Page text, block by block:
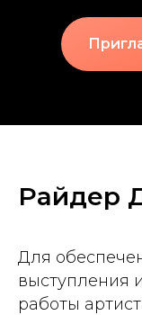
Райдер
Для
выступления
работы